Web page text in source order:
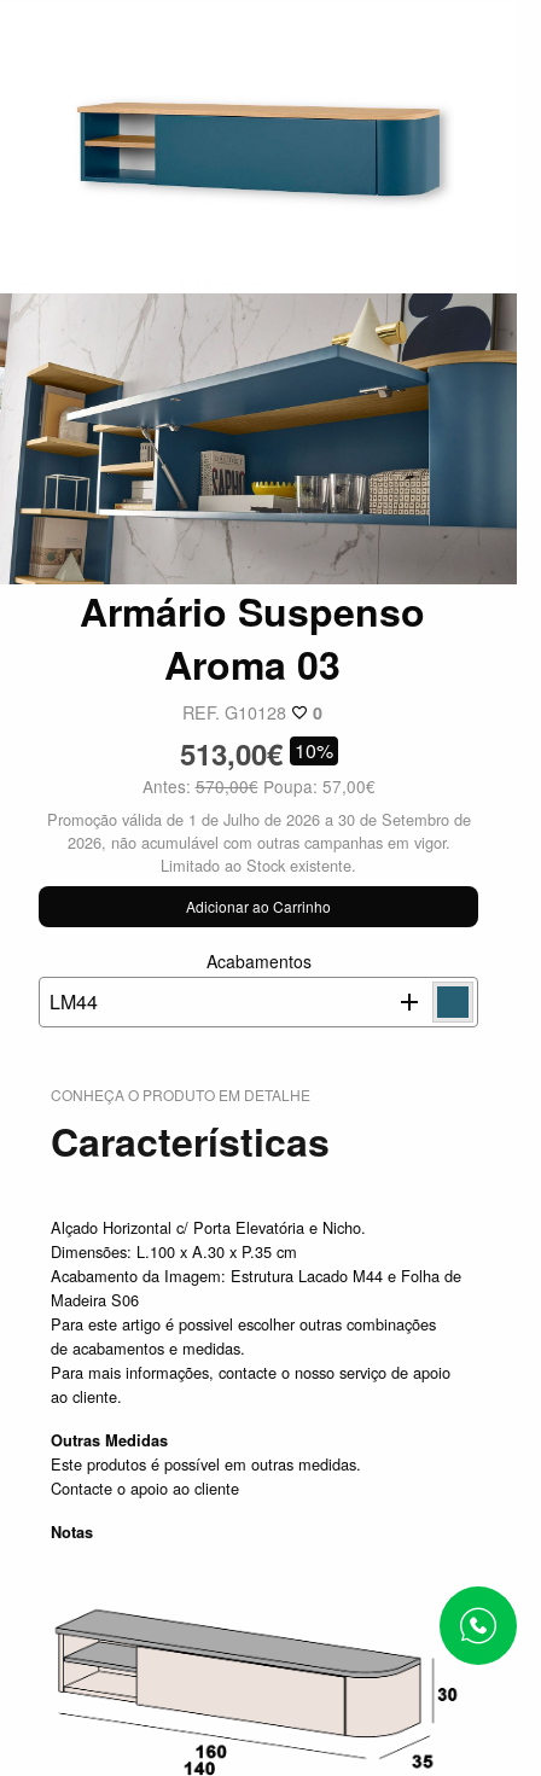
Armário Suspenso
Aroma 03
REF. G10128 0
513,00€ 10%
Antes:570,00€ Poupa: 57,00€
Promoção válida de 1 de Julho de 2026 a 30 de Setembro de
2026, não acumulável com outras campanhas em vigor.
Limitado ao Stock existente.
Adicionar ao Carrinho
Acabamentos
LM44
CONHEÇA O PRODUTO EM DETALHE
Características
Alçado Horizontal c/ Porta Elevatória e Nicho.
Dimensões: L.100 x A.30 x P.35 cm
Acabamento da Imagem: Estrutura Lacado M44 e Folha de
Madeira S06
Para este artigo é possivel escolher outras combinações
de acabamentos e medidas.
Para mais informações, contacte o nosso serviço de apoio
ao cliente.
Outras Medidas
Este produtos é possível em outras medidas.
Contacte o apoio ao cliente
Notas